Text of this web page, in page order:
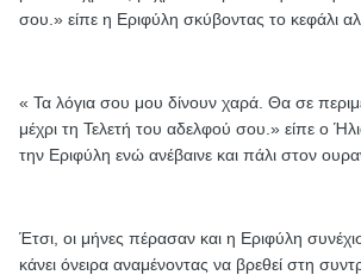
σου.» είπε η Εριφύλη σκύβοντας το κεφάλι
« Τα λόγια σου μου δίνουν χαρά. Θα σε
μέχρι τη Τελετή του αδελφού σου.» είπε ο
την Εριφύλη ενώ ανέβαινε και πάλι στον
Έτσι, οι μήνες πέρασαν και η Εριφύλη
κάνει όνειρα αναμένοντας να βρεθεί στη